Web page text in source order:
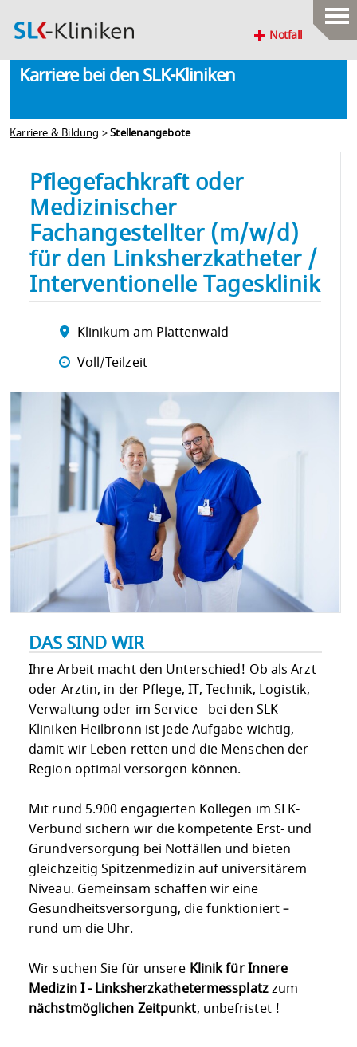
Notfall
Karriere bei den SLK-Kliniken
Karriere & Bildung >Stellenangebote
Pflegefachkraft oder
Medizinischer
Fachangestellter (m/w/d)
für den Linksherzkatheter /
Interventionelle Tagesklinik
Klinikum am Plattenwald
Voll/Teilzeit
DAS SIND WIR
Ihre Arbeit macht den Unterschied! Ob als Arzt
oder Ärztin, in der Pflege, IT, Technik, Logistik,
Verwaltung oder im Service - bei den SLK-
Kliniken Heilbronn ist jede Aufgabe wichtig,
damit wir Leben retten und die Menschen der
Region optimal versorgen können.
Mit rund 5.900 engagierten Kollegen im SLK-
Verbund sichern wir die kompetente Erst- und
Grundversorgung bei Notfällen und bieten
gleichzeitig Spitzenmedizin auf universitärem
Niveau. Gemeinsam schaffen wir eine
Gesundheitsversorgung, die funktioniert –
rund um die Uhr.
Wir suchen Sie für unsere Klinik für Innere
Medizin I - Linksherzkathetermessplatzzum
nächstmöglichen Zeitpunkt, unbefristet !